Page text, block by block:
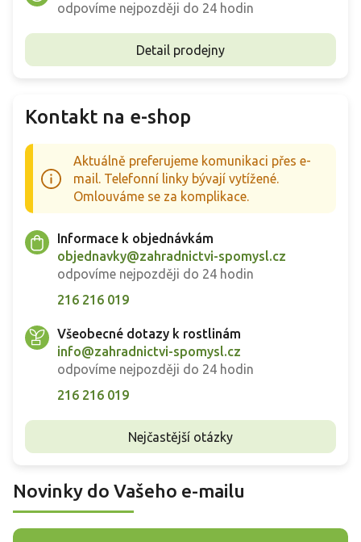
odpovíme nejpozději do 24 hodin
Detail prodejny
Kontakt na e-shop
Aktuálně preferujeme komunikaci přes e-
mail. Telefonní linky bývají vytížené.
Omlouváme se za komplikace.
Informace k objednávkám
objednavky@zahradnictvi-spomysl.cz
odpovíme nejpozději do 24 hodin
216 216 019
Všeobecné dotazy k rostlinám
info@zahradnictvi-spomysl.cz
odpovíme nejpozději do 24 hodin
216 216 019
Nejčastější otázky
Novinky do Vašeho e-mailu